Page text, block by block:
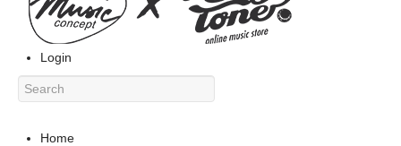
Login
Home